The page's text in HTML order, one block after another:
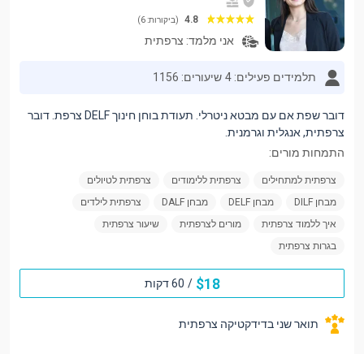
4.8 (ביקורות: 6)
אני מלמד: צרפתית
תלמידים פעילים: 4 שיעורים: 1156
דובר שפת אם עם מבטא ניטרלי. תעודת בוחן חינוך DELF צרפת. דובר
צרפתית, אנגלית וגרמנית.
התמחות מורים:
צרפתית למתחילים צרפתית ללימודים
צרפתית לטיולים
מבחן DILF
מבחן DELF מבחן DALF
צרפתית לילדים
איך ללמוד צרפתית
מורים לצרפתית
שיעור צרפתית
בגרות צרפתית
18
$
/ 60 דקות
תואר שני בדידקטיקה צרפתית